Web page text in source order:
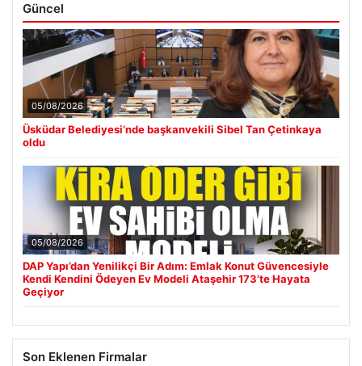
Güncel
05/08/2026
Üsküdar Belediyesi’nde başkanvekili Sibel Tan Çetinkaya
oldu
05/08/2026
DAP Yapı’dan Yenilikçi Bir Adım: Emlak Konut Güvencesiyle
Kendi Kendini Ödeyen Ev Modeli Ataşehir 173’te Hayata
Geçiyor
Son Eklenen Firmalar